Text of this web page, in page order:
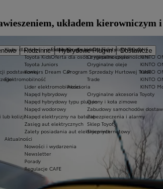
Rodzinne Hybrydowe Plug-in
Dostawcze
Ekobonus dla hybryd Toyoty
Oferta dla osób z niepełnosprawnościami
Kluby dla dzieci i młodzieży
Toyota Kids
Toyota Juniors
Konkurs Dream Car
Elektromobilność
Lider elektromobilności
Napęd hybrydowy
Napęd hybrydowy typu plug-in
Napęd wodorowy
Napęd elektryczny na baterię
Zasięg aut elektrycznych
Zalety posiadania aut elektrycznych
Aktualności
Nowości i wydarzenia
Newsletter
Porady
Regulacje CAFE
KINTO ONE
KINTO
KINTO
KINTO
KINTO
KINTO
podstawowej
lub kolizji
Oryginalne części i oleje Toyoty
Oryginalne części
Oryginalne oleje
Program Sprzedaży Hurtowej Trade
Trade
Akcesoria
Oryginalne akcesoria Toyoty
Opony i koła zimowe
Zabudowy samochodów
Zabezpieczenia i alarmy
Sklep Toyoty
Sklep internetowy
układem kierowniczym